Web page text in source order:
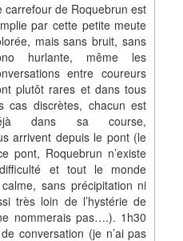
carrefour de Roquebrun est
par cette petite meute
mais sans bruit, sans
hurlante, même les
entre coureurs
plutôt rares et dans tous
cas discrètes, chacun est
dans sa course,
arrivent depuis le pont (le
pont, Roquebrun n’existe
et tout le monde
sans précipitation ni
très loin de l’hystérie de
nommerais pas….). 1h30
conversation (je n’ai pas